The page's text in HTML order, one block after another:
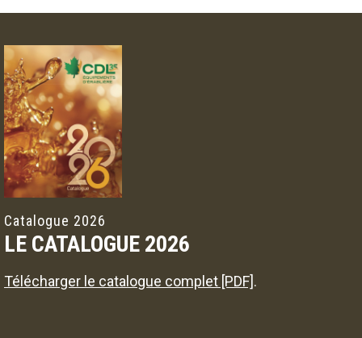
Catalogue 2026
LE CATALOGUE 2026
Télécharger le catalogue complet [PDF].